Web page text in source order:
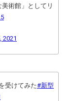
術館」としてリ
2021
受けてみた#新型